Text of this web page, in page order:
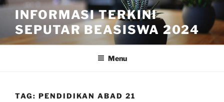
Skip
content
INFORMASI TERKINI
SEPUTAR BEASISWA 2024
Menu
TAG: PENDIDIKAN ABAD 21